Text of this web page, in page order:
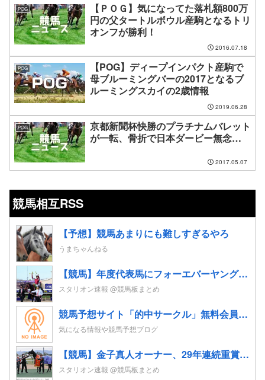
POG
【ＰＯＧ】気になってた落札額800万
円の父タートルボウル産駒となるトリ
オンフが勝利！
2016.07.18
POG
【POG】ディープインパクト産駒で
母ブルーミングバーの2017となるブ
ルーミングスカイの2歳情報
2019.06.28
POG
京都新聞杯快勝のプラチナムバレット
が一転、骨折で日本ダービー無念…
2017.05.07
競馬相互RSS
【予想】競馬あまりにも難しすぎるやろ
うまちゃんねる
【競馬】年度代表馬にフォーエバーヤング 得票率91%と圧倒！4歳以上牡馬、ダートと合わせて三冠
スタリオン速報 @競馬板まとめ
競馬予想サイト「的中サークル」無料会員登録｜初心者も指数とプロ予想で週末レースを攻略
気になる情報や競馬予想ブログ
【競馬】金子真人オーナー、29年連続重賞勝利！初重賞制覇から1年も途切れることなく29年… JRA重賞は122勝目 ネット「すごすぎる」
スタリオン速報 @競馬板まとめ